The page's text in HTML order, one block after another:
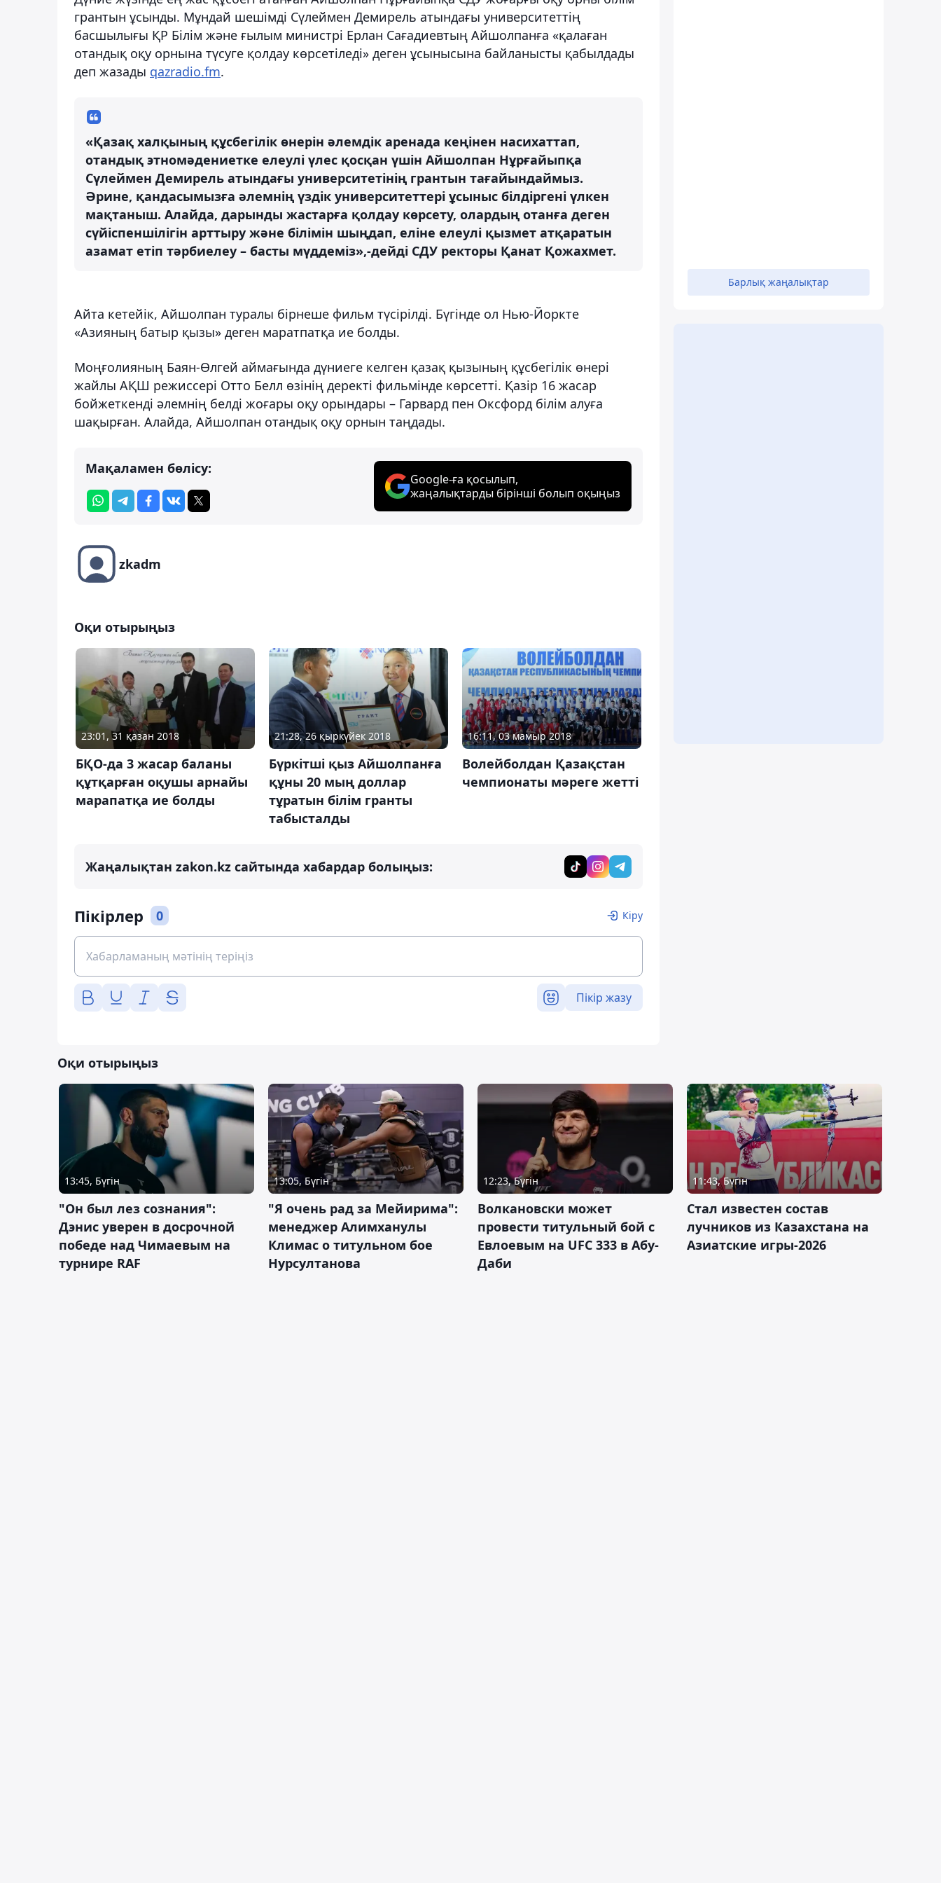
грантын ұсынды. Мұндай шешімді Сүлеймен Демирель атындағы университеттің
басшылығы ҚР Білім және ғылым министрі Ерлан Сағадиевтың Айшолпанға «қалаған
отандық оқу орнына түсуге қолдау көрсетіледі» деген ұсынысына байланысты қабылдады
деп жазады qazradio.fm.
«Қазақ халқының құсбегілік өнерін әлемдік аренада кеңінен насихаттап,
отандық этномәдениетке елеулі үлес қосқан үшін Айшолпан Нұрғайыпқа
Сүлеймен Демирель атындағы университетінің грантын тағайындаймыз.
Әрине, қандасымызға әлемнің үздік университеттері ұсыныс білдіргені үлкен
мақтаныш. Алайда, дарынды жастарға қолдау көрсету, олардың отанға деген
сүйіспеншілігін арттыру және білімін шыңдап, еліне елеулі қызмет атқаратын
азамат етіп тәрбиелеу – басты мүддеміз»,-дейді СДУ ректоры Қанат Қожахмет.
Айта кетейік, Айшолпан туралы бірнеше фильм түсірілді. Бүгінде ол Нью-Йоркте
«Азияның батыр қызы» деген маратпатқа ие болды.
Моңғолияның Баян-Өлгей аймағында дүниеге келген қазақ қызының құсбегілік өнері
жайлы АҚШ режиссері Отто Белл өзінің деректі фильмінде көрсетті. Қазір 16 жасар
бойжеткенді әлемнің белді жоғары оқу орындары – Гарвард пен Оксфорд білім алуға
шақырған. Алайда, Айшолпан отандық оқу орнын таңдады.
Мақаламен бөлісу:
Google-ға қосылып,
жаңалықтарды бірінші болып оқыңыз
zkadm
Оқи отырыңыз
23:01, 31 қазан 2018
БҚО-да 3 жасар баланы
құтқарған оқушы арнайы
марапатқа ие болды
21:28, 26 қыркүйек 2018
Бүркітші қыз Айшолпанға
құны 20 мың доллар
тұратын білім гранты
табысталды
16:11, 03 мамыр 2018
Волейболдан Қазақстан
чемпионаты мәреге жетті
Жаңалықтан zakon.kz сайтында хабардар болыңыз:
Пікірлер 0 Кіру
Пікір жазу
Барлық жаңалықтар
Оқи отырыңыз
13:45, Бүгін
"Он был лез сознания":
Дэнис уверен в досрочной
победе над Чимаевым на
турнире RAF
13:05, Бүгін
"Я очень рад за Мейирима":
менеджер Алимханулы
Климас о титульном бое
Нурсултанова
12:23, Бүгін
Волкановски может
провести титульный бой с
Евлоевым на UFC 333 в Абу-
Даби
11:43, Бүгін
Стал известен состав
лучников из Казахстана на
Азиатские игры-2026